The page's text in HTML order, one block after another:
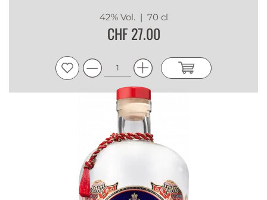
42% Vol. | 70 cl
CHF 27.00